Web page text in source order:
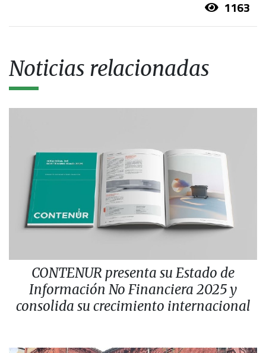
1163
Noticias relacionadas
CONTENUR presenta su Estado de
Información No Financiera 2025 y
consolida su crecimiento internacional